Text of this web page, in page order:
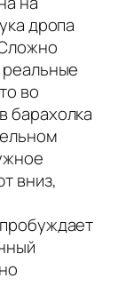
дропа
во
барахолка
вниз,